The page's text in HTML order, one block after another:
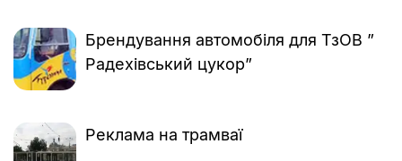
Брендування автомобіля для ТзОВ ”
Радехівський цукор”
Реклама на трамваї